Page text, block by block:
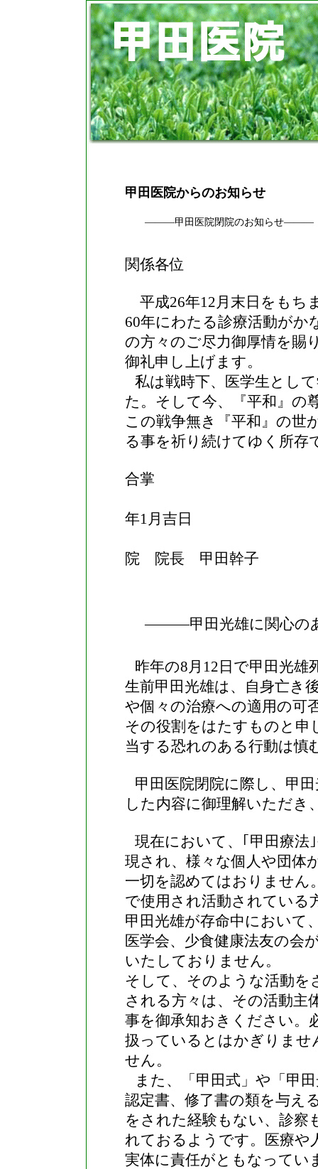
甲田医院からのお知らせ
―――甲田医院閉院のお知らせ―――
関係各位
平成26年12月末日をもち
60年にわたる診療活動がか
の方々のご尽力御厚情を賜
御礼申し上げます。
私は戦時下、医学生とし
た。そして今、『平和』の
この戦争無き『平和』の世
る事を祈り続けてゆく所存
合掌
年1月吉日
院 院長 甲田幹子
―――甲田光雄に関心
昨年の8月 12 日で甲田光雄
生前甲田光雄は、自身亡き
や個々の治療への適用の可
その役割をはたすものと申
当する恐れのある行動は慎
甲田医院閉院に際し、甲
した内容に御理解いただき
現在において、｢甲田療法
現され、様々な個人や団体
一切を認めてはおりません
で使用され活動されている
甲田光雄が存命中において
医学会、少食健康法友の会
いたしておりません。
そして、そのような活動を
される方々は、その活動主
事を御承知おきください。
扱っているとはかぎりませ
せん。
また、「甲田式」や「甲
認定書、修了書の類を与え
をされた経験もない、診察
れておるようです。医療や
実体に責任がともなってい